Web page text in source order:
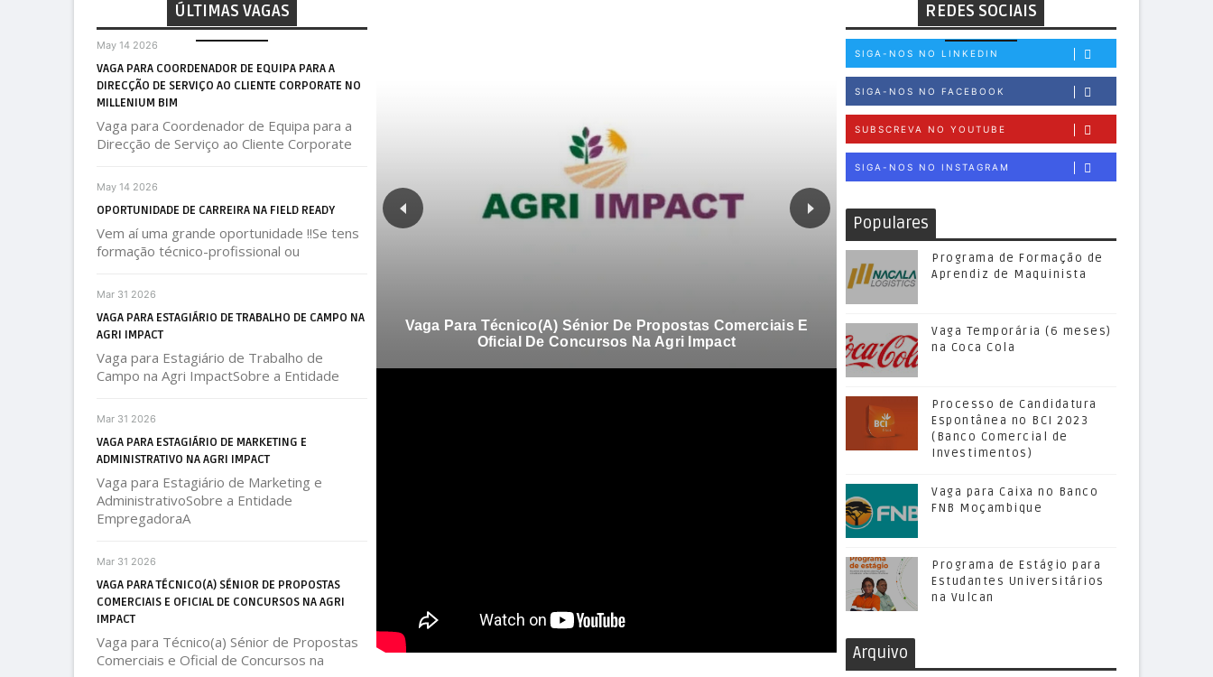
ÚLTIMAS VAGAS
May 14 2026
VAGA PARA COORDENADOR DE EQUIPA PARA A
DIRECÇÃO DE SERVIÇO AO CLIENTE CORPORATE NO
MILLENIUM BIM
Vaga para Coordenador de Equipa para a
Direcção de Serviço ao Cliente Corporate
May 14 2026
OPORTUNIDADE DE CARREIRA NA FIELD READY
Vem aí uma grande oportunidade !!Se tens
formação técnico-profissional ou
Mar 31 2026
VAGA PARA ESTAGIÁRIO DE TRABALHO DE CAMPO NA
AGRI IMPACT
Vaga para Estagiário de Trabalho de
Campo na Agri ImpactSobre a Entidade
Mar 31 2026
VAGA PARA ESTAGIÁRIO DE MARKETING E
ADMINISTRATIVO NA AGRI IMPACT
Vaga para Estagiário de Marketing e
AdministrativoSobre a Entidade
EmpregadoraA
Mar 31 2026
VAGA PARA TÉCNICO(A) SÉNIOR DE PROPOSTAS
COMERCIAIS E OFICIAL DE CONCURSOS NA AGRI
IMPACT
Vaga para Técnico(a) Sénior de Propostas
Comerciais e Oficial de Concursos na
Vaga Para Coordenador De Equipa Para A Direcção De
Serviço Ao Cliente Corporate No Millenium Bim
REDES SOCIAIS
SIGA-NOS NO LINKEDIN
SIGA-NOS NO FACEBOOK
SUBSCREVA NO YOUTUBE
SIGA-NOS NO INSTAGRAM
Populares
Programa de Formação de
Aprendiz de Maquinista
Vaga Temporária (6 meses)
na Coca Cola
Processo de Candidatura
Espontânea no BCI 2023
(Banco Comercial de
Investimentos)
Vaga para Caixa no Banco
FNB Moçambique
Programa de Estágio para
Estudantes Universitários
na Vulcan
Arquivo